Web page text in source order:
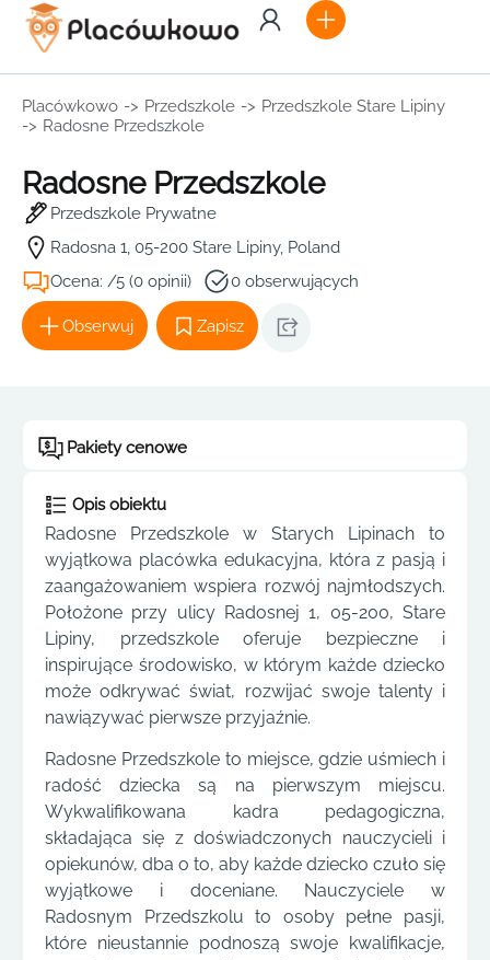
Placówkowo -> Przedszkole -> Przedszkole Stare Lipiny
-> Radosne Przedszkole
Radosne Przedszkole
Przedszkole Prywatne
Radosna 1, 05-200 Stare Lipiny, Poland
Ocena: /5 (0 opinii)
0 obserwujących
Obserwuj Zapisz
Pakiety cenowe
Opis obiektu
Radosne Przedszkole w Starych Lipinach to
wyjątkowa placówka edukacyjna, która z pasją i
zaangażowaniem wspiera rozwój najmłodszych.
Położone przy ulicy Radosnej 1, 05-200, Stare
Lipiny, przedszkole oferuje bezpieczne i
inspirujące środowisko, w którym każde dziecko
może odkrywać świat, rozwijać swoje talenty i
nawiązywać pierwsze przyjaźnie.
Radosne Przedszkole to miejsce, gdzie uśmiech i
radość dziecka są na pierwszym miejscu.
Wykwalifikowana kadra pedagogiczna,
składająca się z doświadczonych nauczycieli i
opiekunów, dba o to, aby każde dziecko czuło się
wyjątkowe i doceniane. Nauczyciele w
Radosnym Przedszkolu to osoby pełne pasji,
które nieustannie podnoszą swoje kwalifikacje,